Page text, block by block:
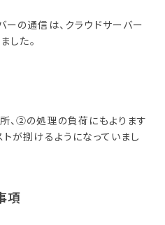
の通信は、クラウドサーバー
した。
、②の処理の負荷にもよります
が捌けるようになっていまし
項